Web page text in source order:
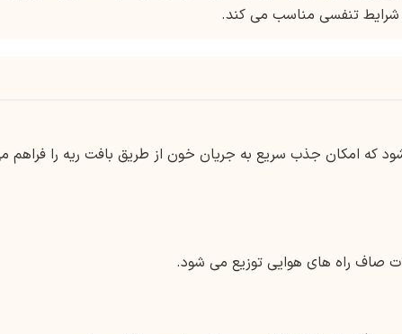
شرایط تنفسی مناسب می کند.
که امکان جذب سریع به جریان خون از طریق بافت ریه را فراهم
صاف راه های هوایی توزیع می شود.